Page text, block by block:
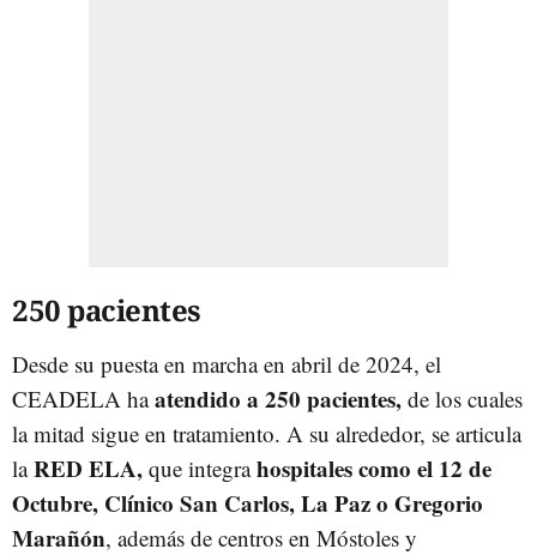
250 pacientes
Desde su puesta en marcha en abril de 2024, el
CEADELA haatendido a 250 pacientes, de los cuales
la mitad sigue en tratamiento. A su alrededor, se articula
laRED ELA, que integrahospitales como el 12 de
Octubre, Clínico San Carlos, La Paz o Gregorio
Marañón, además de centros en Móstoles y